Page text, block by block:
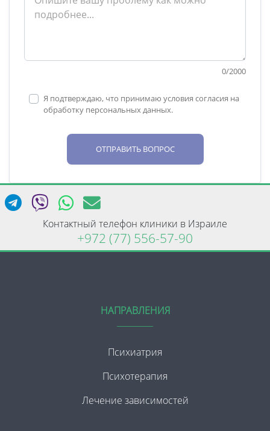
0/2000
Я подтверждаю, что принимаю условия согласия на
обработку персональных данных.
ОТПРАВИТЬ ВОПРОС
Контактный телефон клиники в Израиле
+972 (77) 556-57-90
НАПРАВЛЕНИЯ
Психиатрия
Психотерапия
Лечение зависимостей